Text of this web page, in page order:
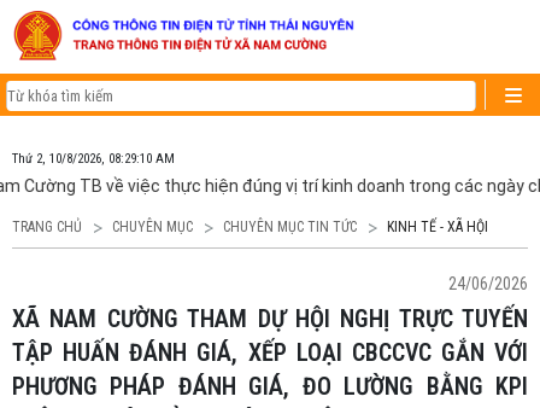
Thứ 2, 10/8/2026, 08:29:10 AM
Cường TB về việc thực hiện đúng vị trí kinh doanh trong các ngày
TRANG CHỦ CHUYÊN MỤC CHUYÊN MỤC TIN TỨC KINH TẾ - XÃ HỘI
24/06/2026
XÃ NAM CƯỜNG THAM DỰ HỘI NGHỊ TRỰC TUYẾN
TẬP HUẤN ĐÁNH GIÁ, XẾP LOẠI CBCCVC GẮN VỚI
PHƯƠNG PHÁP ĐÁNH GIÁ, ĐO LƯỜNG BẰNG KPI